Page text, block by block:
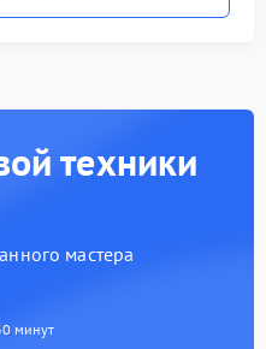
техники
мастера
минут